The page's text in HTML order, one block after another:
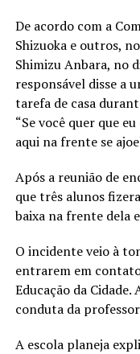
De acordo com a
Shizuoka e outros,
Shimizu Anbara, no
responsável disse a
tarefa de casa
“Se você quer que
aqui na frente se
Após a reunião de
que três alunos
baixa na frente dela
O incidente veio à
entrarem em contato
Educação da Cidade.
conduta da
A escola planeja